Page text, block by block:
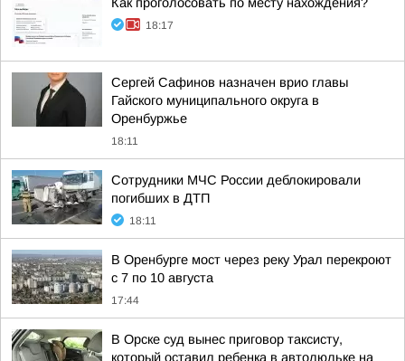
18:17
Сергей Сафинов назначен врио главы
Гайского муниципального округа в
Оренбуржье
18:11
Сотрудники МЧС России деблокировали
погибших в ДТП
18:11
В Оренбурге мост через реку Урал перекроют
с 7 по 10 августа
17:44
В Орске суд вынес приговор таксисту,
который оставил ребенка в автолюльке на